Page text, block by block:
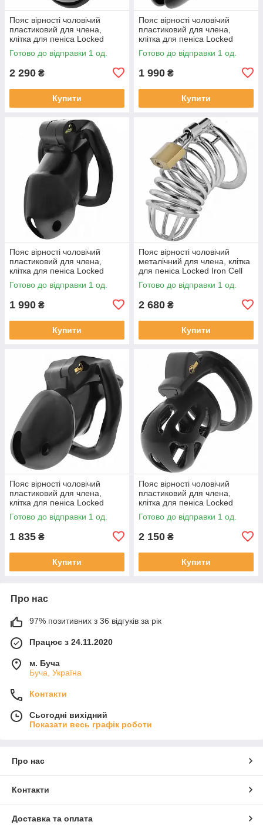
Пояс вірності чоловічий
пластиковий для члена,
клітка для пеніса Locked
Keyless Restraint 11,5 см
Готово до відправки 1 од.
2 290 ₴
Купити
Пояс вірності чоловічий
пластиковий для члена,
клітка для пеніса Locked
Obsidian Hold S 9 см
Готово до відправки 1 од.
1 990 ₴
Купити
Пояс вірності чоловічий
пластиковий для члена,
клітка для пеніса Locked
Midnight Cell M 10,7 см
Готово до відправки 1 од.
1 990 ₴
Купити
Пояс вірності чоловічий
металічний для члена, клітка
для пеніса Locked Iron Cell
M, сріблястий
Готово до відправки 1 од.
2 680 ₴
Купити
Пояс вірності чоловічий
пластиковий для члена,
клітка для пеніса Locked
Midnight Cell S 10,7 см
Готово до відправки 1 од.
1 835 ₴
Купити
Пояс вірності чоловічий
пластиковий для члена,
клітка для пеніса Locked
Silent Keep 7,5 см
Готово до відправки 1 од.
2 150 ₴
Купити
Про нас
97% позитивних з 36 відгуків за рік
Працює з 24.11.2020
м. Буча
Буча, Україна
Контакти
Сьогодні вихідний
Показати весь графік роботи
Про нас
Контакти
Доставка та оплата